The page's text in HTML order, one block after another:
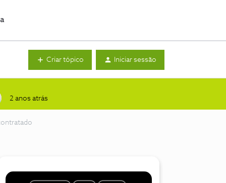
Criar tópico Iniciar sessão
2 anos atrás